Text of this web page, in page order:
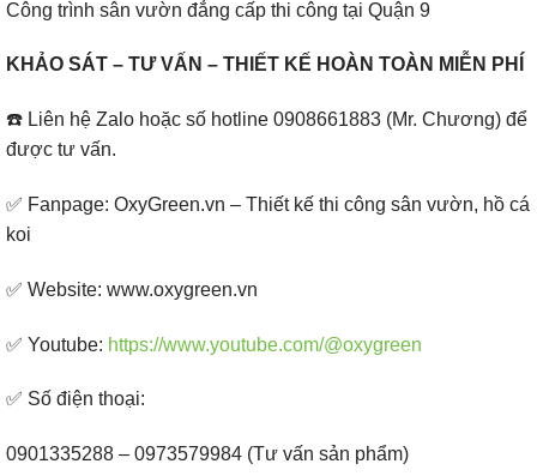
Công trình sân vườn đẳng cấp thi công tại Quận 9
KHẢO SÁT – TƯ VẤN – THIẾT KẾ HOÀN TOÀN MIỄN PHÍ
☎️ Liên hệ Zalo hoặc số hotline 0908661883 (Mr. Chương) để
được tư vấn.
✅ Fanpage: OxyGreen.vn – Thiết kế thi công sân vườn, hồ cá
koi
✅ Website: www.oxygreen.vn
✅ Youtube: https://www.youtube.com/@oxygreen
✅ Số điện thoại:
0901335288 – 0973579984 (Tư vấn sản phẩm)